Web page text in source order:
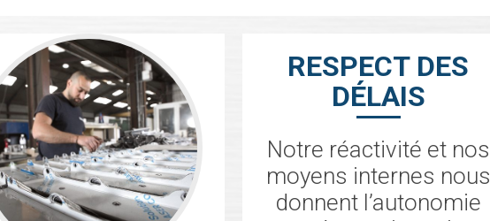
RESPECT DES
DÉLAIS
Notre réactivité et nos
moyens internes nous
donnent l’autonomie